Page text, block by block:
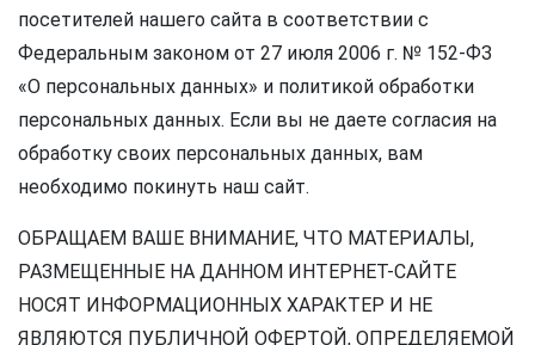
посетителей нашего сайта в соответствии с
Федеральным законом от 27 июля 2006 г. № 152-ФЗ
«О персональных данных» и политикой обработки
персональных данных. Если вы не даете согласия на
обработку своих персональных данных, вам
необходимо покинуть наш сайт.
ОБРАЩАЕМ ВАШЕ ВНИМАНИЕ, ЧТО МАТЕРИАЛЫ,
РАЗМЕЩЕННЫЕ НА ДАННОМ ИНТЕРНЕТ-САЙТЕ
НОСЯТ ИНФОРМАЦИОННЫХ ХАРАКТЕР И НЕ
ЯВЛЯЮТСЯ ПУБЛИЧНОЙ ОФЕРТОЙ, ОПРЕДЕЛЯЕМОЙ